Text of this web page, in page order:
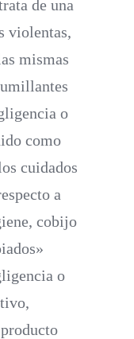
de una
violentas,
mismas
o
como
cuidados
a
cobijo
o